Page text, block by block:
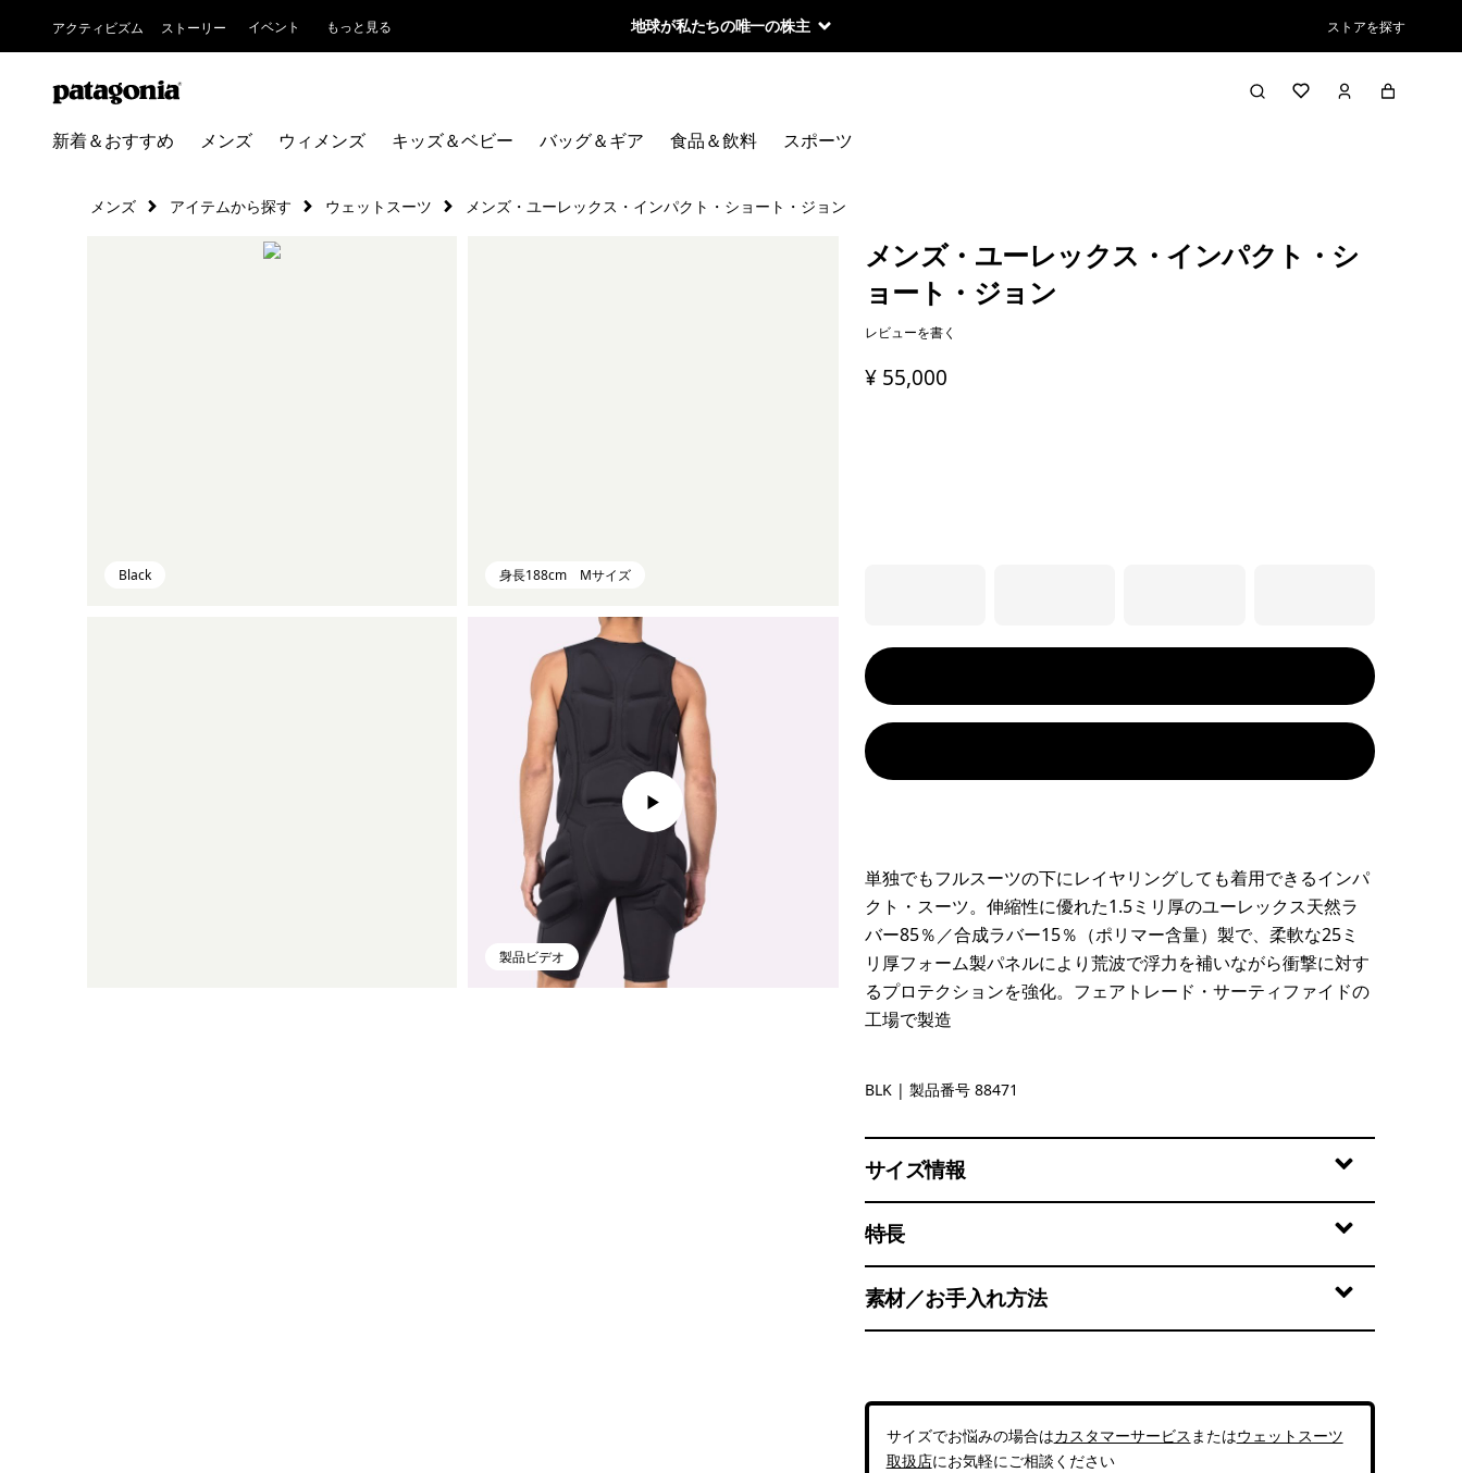
アクティビズム ストーリー イベント もっと見る 地球が私たちの唯一の株主 ストアを探す
新着＆おすすめ メンズ ウィメンズ キッズ＆ベビー バッグ＆ギア 食品＆飲料 スポーツ
メンズ アイテムから探す ウェットスーツ メンズ・ユーレックス・インパクト・ショート・ジョン
Black 身長188cm Mサイズ
製品ビデオ
メンズ・ユーレックス・インパクト・シ
ョート・ジョン
レビューを書く
¥ 55,000
単独でもフルスーツの下にレイヤリングしても着用できるインパ
クト・スーツ。伸縮性に優れた1.5ミリ厚のユーレックス天然ラ
バー85％／合成ラバー15％（ポリマー含量）製で、柔軟な25ミ
リ厚フォーム製パネルにより荒波で浮力を補いながら衝撃に対す
るプロテクションを強化。フェアトレード・サーティファイドの
工場で製造
Black
BLK | 製品番号 88471
サイズ情報
特長
素材／お手入れ方法
サイズでお悩みの場合はカスタマーサービス またはウェットスーツ
取扱店にお気軽にご相談ください